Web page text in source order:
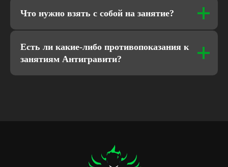
Что нужно взять с собой на занятие?
Есть ли какие-либо противопоказания к
занятиям Антигравити?